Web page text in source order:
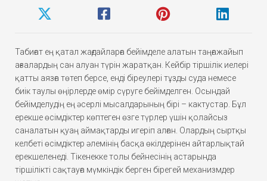
Табиғат ең қатал жағдайларға бейімделе алатын таңғажайып
ағзалардың сан алуан түрін жаратқан. Кейбір тіршілік иелері
қатты аязға төтеп берсе, енді біреулері тұзды суда немесе
биік таулы өңірлерде өмір сүруге бейімделген. Осындай
бейімделудің ең әсерлі мысалдарының бірі – кактустар. Бұл
ерекше өсімдіктер көптеген өзге түрлер үшін қолайсыз
саналатын қуаң аймақтарды игеріп алған. Олардың сыртқы
келбеті өсімдіктер әлемінің басқа өкілдерінен айтарлықтай
ерекшеленеді. Тікенекке толы бейнесінің астарында
тіршілікті сақтауға мүмкіндік берген бірегей механизмдер